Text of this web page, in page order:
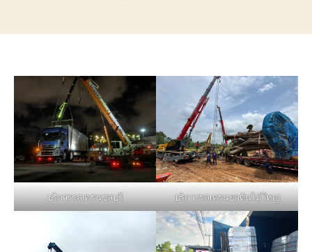
บริการรถเครนชลบุรี บริการรถเครนยกต้นไม้ใหญ่